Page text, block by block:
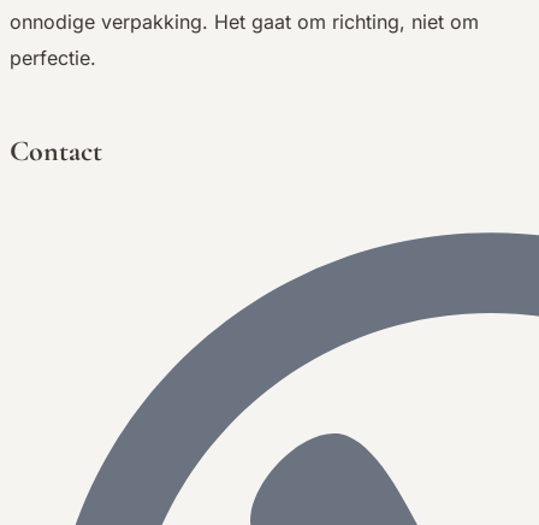
onnodige verpakking. Het gaat om richting, niet om
perfectie.
Contact